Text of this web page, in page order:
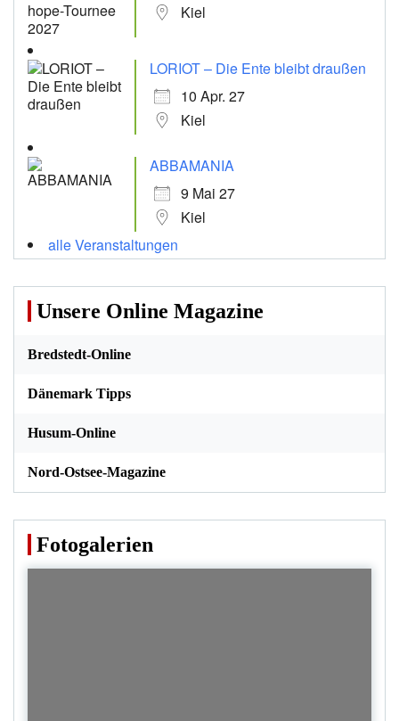
Kiel
LORIOT – Die Ente bleibt draußen
10 Apr. 27
Kiel
ABBAMANIA
9 Mai 27
Kiel
alle Veranstaltungen
Unsere Online Magazine
Bredstedt-Online
Dänemark Tipps
Husum-Online
Nord-Ostsee-Magazine
Fotogalerien